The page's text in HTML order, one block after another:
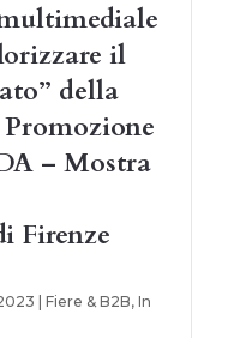
il
della
Promozione
– Mostra
Firenze
Fiere & B2B, In